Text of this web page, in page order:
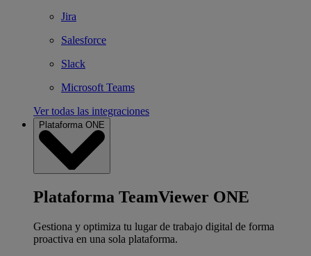
Jira
Salesforce
Slack
Microsoft Teams
Ver todas las integraciones
Plataforma ONE
Plataforma TeamViewer ONE
Gestiona y optimiza tu lugar de trabajo digital de forma
proactiva en una sola plataforma.